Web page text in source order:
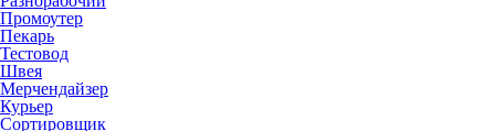
Промоутер
Пекарь
Тестовод
Швея
Мерчендайзер
Курьер
Сортировщик